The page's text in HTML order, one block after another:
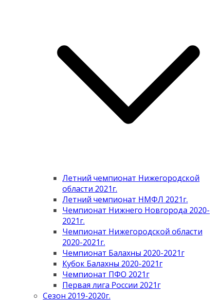
Летний чемпионат Нижегородской
области 2021г.
Летний чемпионат НМФЛ 2021г.
Чемпионат Нижнего Новгорода 2020-
2021г.
Чемпионат Нижегородской области
2020-2021г.
Чемпионат Балахны 2020-2021г
Кубок Балахны 2020-2021г
Чемпионат ПФО 2021г
Первая лига России 2021г
Сезон 2019-2020г.